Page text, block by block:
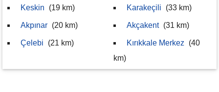
Keskin (19 km)
Akpınar (20 km)
Çelebi (21 km)
Karakeçili (33 km)
Akçakent (31 km)
Kırıkkale Merkez
(40
km)